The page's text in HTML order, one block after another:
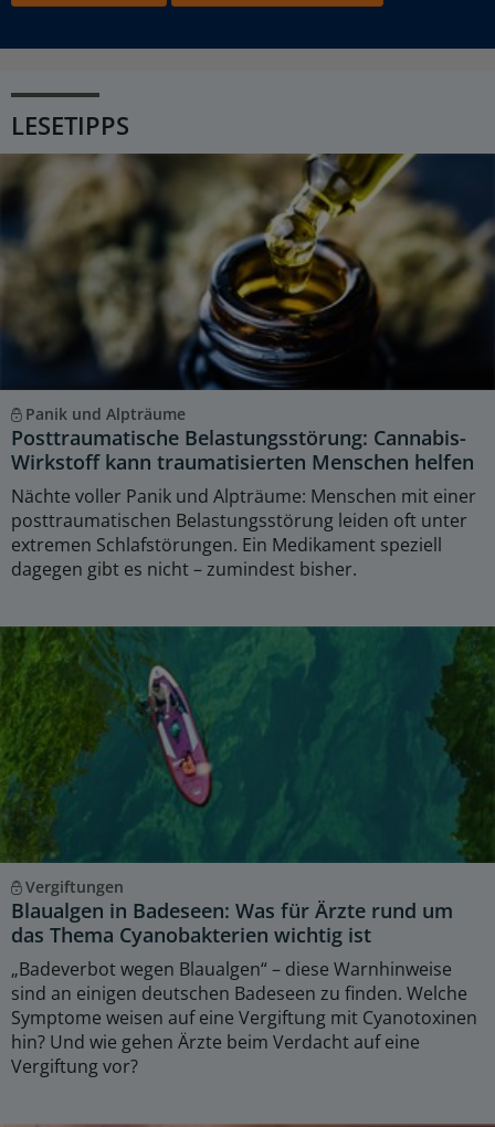
LESETIPPS
Panik und Alpträume
Posttraumatische Belastungsstörung: Cannabis-
Wirkstoff kann traumatisierten Menschen helfen
Nächte voller Panik und Alpträume: Menschen mit einer
posttraumatischen Belastungsstörung leiden oft unter
extremen Schlafstörungen. Ein Medikament speziell
dagegen gibt es nicht – zumindest bisher.
Vergiftungen
Blaualgen in Badeseen: Was für Ärzte rund um
das Thema Cyanobakterien wichtig ist
„Badeverbot wegen Blaualgen“ – diese Warnhinweise
sind an einigen deutschen Badeseen zu finden. Welche
Symptome weisen auf eine Vergiftung mit Cyanotoxinen
hin? Und wie gehen Ärzte beim Verdacht auf eine
Vergiftung vor?